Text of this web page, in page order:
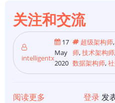
关注和交流
intelligentx
17
May
2020
超级架构师
师,技术架构师
数据架构师,
阅读更多 登录发